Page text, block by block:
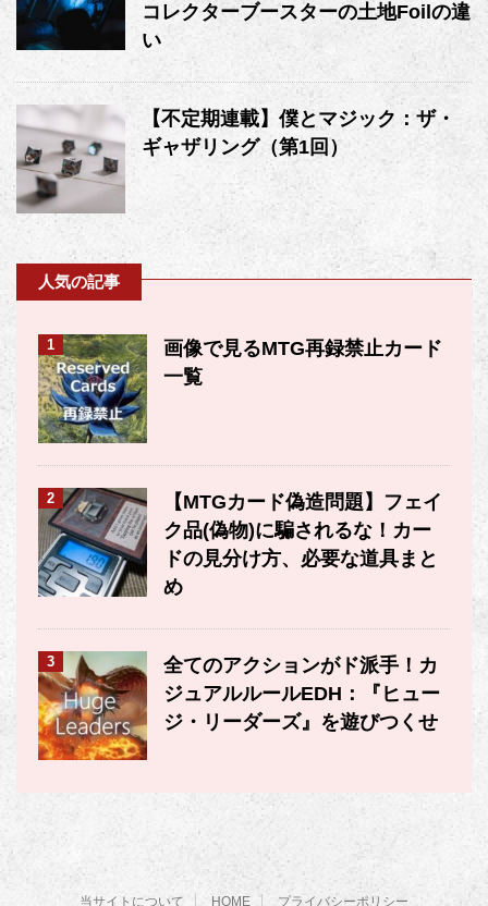
コレクターブースターの土地Foilの違
い
【不定期連載】僕とマジック：ザ・
ギャザリング（第1回）
人気の記事
1
画像で見るMTG再録禁止カード
一覧
2
【MTGカード偽造問題】フェイ
ク品(偽物)に騙されるな！カー
ドの見分け方、必要な道具まと
め
3
全てのアクションがド派手！カ
ジュアルルールEDH：『ヒュー
ジ・リーダーズ』を遊びつくせ
当サイトについて HOME プライバシーポリシー